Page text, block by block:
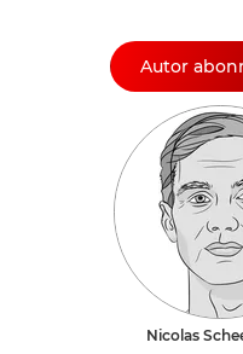
Autor
Nicolas